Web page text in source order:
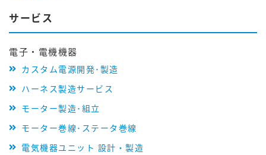
サービス
電子・電機機器
カスタム電源開発･製造
ハーネス製造サービス
モーター製造･組立
モーター巻線･ステータ巻線
電気機器ユニット 設計・製造